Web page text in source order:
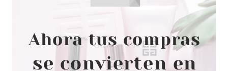
CATRICE
CATRICE POOLSIDE OF LIFE
EYELINER WATERPOOF 03
LAVANDER LEMONADE